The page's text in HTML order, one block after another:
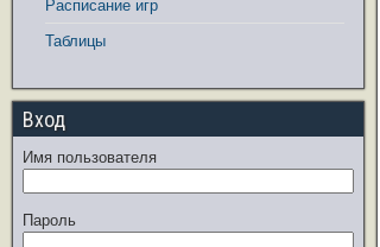
Расписание игр
Таблицы
Вход
Имя пользователя
Пароль